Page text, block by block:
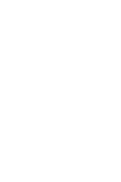
ano máis no
de
de Ourense,...